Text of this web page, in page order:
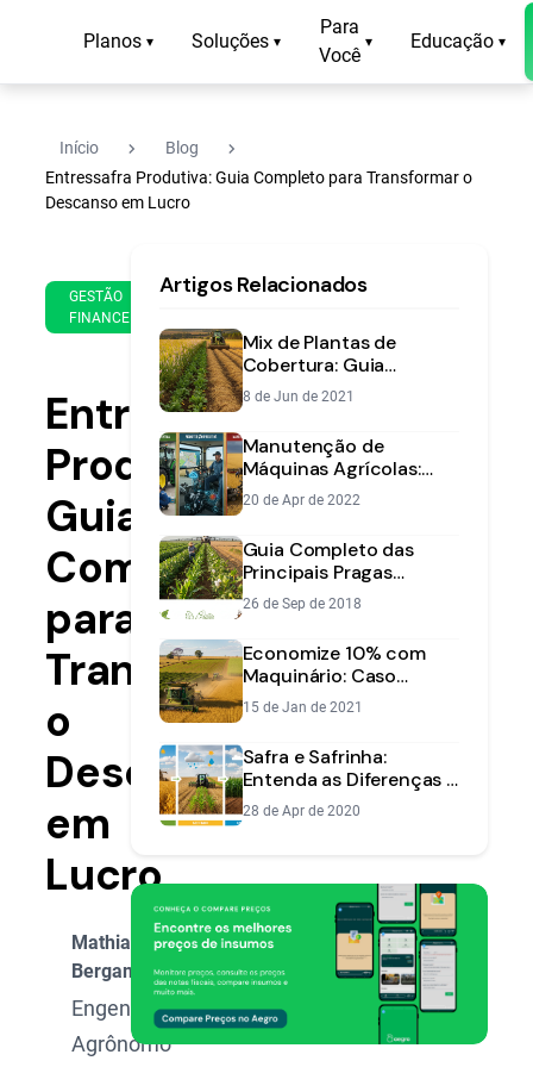
Planos ▾ Soluções ▾
Para
Você
▾ Educação ▾
Início navigate_next Blog navigate_next
Entressafra Produtiva: Guia Completo para Transformar o
Descanso em Lucro
GESTÃO
FINANCEIRA
de
de
2025
min
leitura
Entressafra
Produtiva:
Guia
Completo
para
Transformar
o
Descanso
em
Lucro
Mathias
Bergamin
Engenheiro
Agrônomo
Artigos Relacionados
Mix de Plantas de
Cobertura: Guia
Completo para
Melhorar o Solo na
Entressafra
8 de Jun de 2021
Manutenção de
Máquinas Agrícolas:
Preditiva, Preventiva e
Corretiva
20 de Apr de 2022
Guia Completo das
Principais Pragas
Agrícolas: Soja, Milho e
Algodão
26 de Sep de 2018
Economize 10% com
Maquinário: Caso
Fazenda Graça de Deus
15 de Jan de 2021
Safra e Safrinha:
Entenda as Diferenças e
Planeje seu Cultivo com
Precisão
28 de Apr de 2020